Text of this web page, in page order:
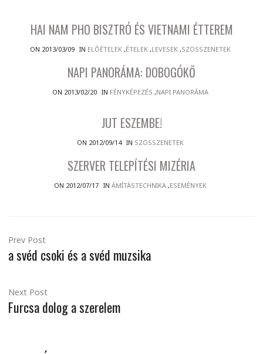
HAI NAM PHO BISZTRÓ ÉS VIETNAMI ÉTTEREM
ON 2013/03/09 IN ELŐÉTELEK,ÉTELEK,LEVESEK,SZÖSSZENETEK
NAPI PANORÁMA: DOBOGÓKŐ
ON 2013/02/20 IN FÉNYKÉPEZÉS ,NAPI PANORÁMA
JUT ESZEMBE!
ON 2012/09/14 IN SZÖSSZENETEK
SZERVER TELEPÍTÉSI MIZÉRIA
ON 2012/07/17 IN ÁMÍTÁSTECHNIKA,ESEMÉNYEK
Prev Post
a svéd csoki és a svéd muzsika
Next Post
Furcsa dolog a szerelem